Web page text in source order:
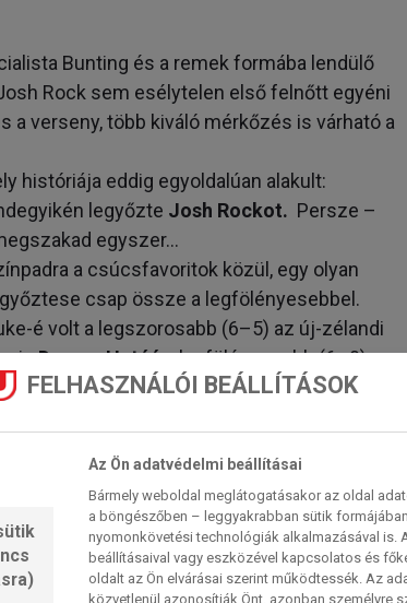
Bunting és a remek formába lendülő
Rock sem esélytelen első felnőtt egyéni
verseny, több kiváló mérkőzés is várható a
históriája eddig egyoldalúan alakult:
legyőzte Josh Rockot. Persze –
egyszer…
a csúcsfavoritok közül, egy olyan
csap össze a legfölényesebbel.
é volt a legszorosabb (6–5) az új-zélandi
Damon Hetáéa legfölényesebb (6–0)
féltucat mérkőzésükből Littler ötöt nyert
egyike volt Heta sikere, az UK Open
ra bizonyult jobbank. Hogy a sztori (eddig)
viszont az idei leicesteri Players
tinizseni nyert meg. (A slusszpoén:
Dobeyellen. Az ő közös múltjuk a
óta, amelyből egy híján 20-at a walesi
FELHASZNÁLÓI BEÁLLÍTÁSOK
Az Ön adatvédelmi beállításai
Bármely weboldal meglátogatásakor az oldal
a böngészőben – leggyakrabban sütik
nyomonkövetési technológiák alkalmazásával is.
beállításaival vagy eszközével kapcsolatos és
oldalt az Ön elvárásai szerint működtessék. Az
közvetlenül azonosítják Önt, azonban személyre